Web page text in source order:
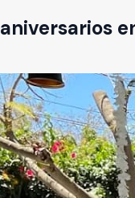
aniversarios